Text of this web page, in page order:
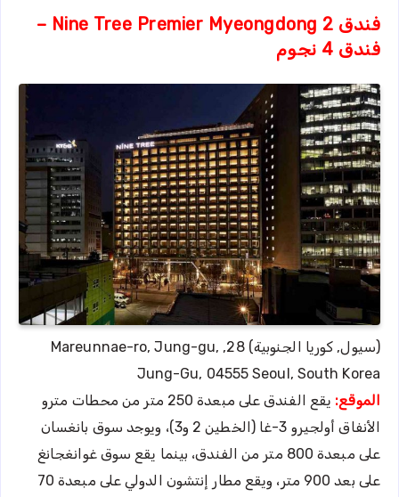
فندق Nine Tree Premier Myeongdong 2 –
فندق 4 نجوم
(سيول, كوريا الجنوبية) 28, Mareunnae-ro, Jung-gu,
Jung-Gu, 04555 Seoul, South Korea
الموقع:
يقع الفندق على مبعدة 250 متر من محطات مترو
الأنفاق أولجيرو 3-غا (الخطين 2 و3)، ويوجد سوق بانغسان
على مبعدة 800 متر من الفندق، بينما يقع سوق غوانغجانغ
على بعد 900 متر، ويقع مطار إنتشون الدولي على مبعدة 70